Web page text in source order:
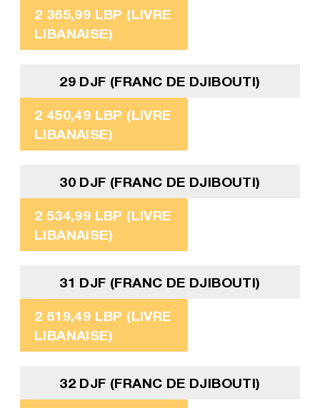
2 365,99 LBP (LIVRE
LIBANAISE)
29 DJF (FRANC DE DJIBOUTI)
2 450,49 LBP (LIVRE
LIBANAISE)
30 DJF (FRANC DE DJIBOUTI)
2 534,99 LBP (LIVRE
LIBANAISE)
31 DJF (FRANC DE DJIBOUTI)
2 619,49 LBP (LIVRE
LIBANAISE)
32 DJF (FRANC DE DJIBOUTI)